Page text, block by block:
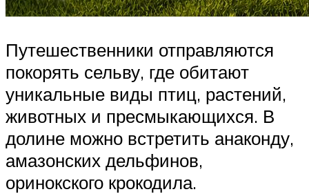
Путешественники отправляются
покорять сельву, где обитают
уникальные виды птиц, растений,
животных и пресмыкающихся. В
долине можно встретить анаконду,
амазонских дельфинов,
оринокского крокодила.